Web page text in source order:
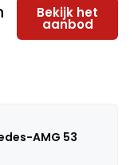
Bekijk het
aanbod
AMG 53